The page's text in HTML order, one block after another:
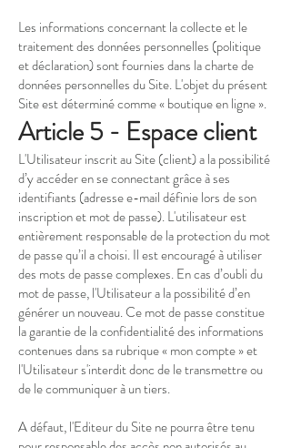
Les informations concernant la collecte et le
traitement des données personnelles (politique
et déclaration) sont fournies dans la charte de
données personnelles du Site. L'objet du présent
Site est déterminé comme « boutique en ligne ».
Article 5 - Espace client
L'Utilisateur inscrit au Site (client) a la possibilité
d’y accéder en se connectant grâce à ses
identifiants (adresse e-mail définie lors de son
inscription et mot de passe). L'utilisateur est
entièrement responsable de la protection du mot
de passe qu’il a choisi. Il est encouragé à utiliser
des mots de passe complexes. En cas d’oubli du
mot de passe, l'Utilisateur a la possibilité d’en
générer un nouveau. Ce mot de passe constitue
la garantie de la confidentialité des informations
contenues dans sa rubrique « mon compte » et
l'Utilisateur s'interdit donc de le transmettre ou
de le communiquer à un tiers.
A défaut, l'Editeur du Site ne pourra être tenu